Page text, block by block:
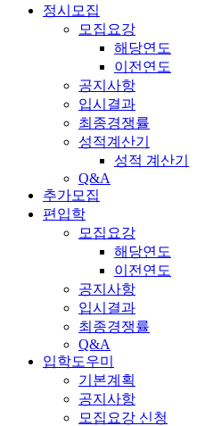
정시모집
모집요강
해당연도
이전연도
공지사항
입시결과
최종경쟁률
성적계산기
성적 계산기
Q&A
추가모집
편입학
모집요강
해당연도
이전연도
공지사항
입시결과
최종경쟁률
Q&A
입학도우미
기본계획
공지사항
모집요강 신청